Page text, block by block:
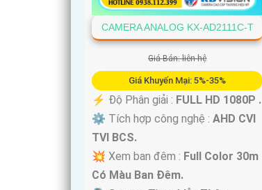
CAMERA ANALOG KX-AD2111C-T
Giá Bán: liên hệ
Giá Khuyến Mại: 5%-35%
️⚡ Độ Phân giải : FULL HD 1080P .
⚙ Tích hợp công nghệ : AHD CVI
TVI BCS.
💥 Xem ban đêm : Full Color 30m
Có Màu Ban Ðêm.